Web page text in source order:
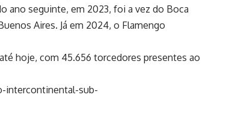
ano seguinte, em 2023, foi a vez do Boca
Aires. Já em 2024, o Flamengo
hoje, com 45.656 torcedores presentes ao
intercontinental-sub-